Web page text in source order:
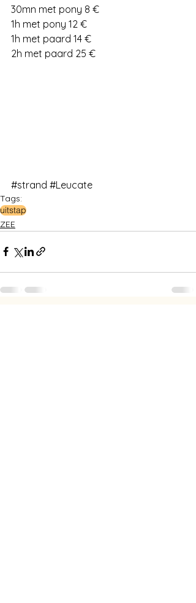
30mn met pony 8 €
1h met pony 12 €
1h met paard 14 €
2h met paard 25 €
#strand #Leucate
Tags:
uitstap
ZEE